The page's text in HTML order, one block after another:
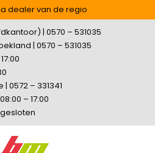
dealer van de regio
| 0570 – 531035
| 0570 – 531035
| 0572 – 331341
– 17:00